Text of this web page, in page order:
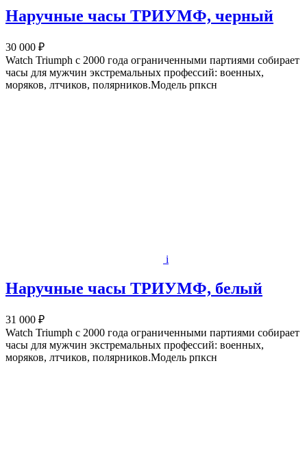
Наручные часы ТРИУМФ, черный
30 000 ₽
Watch Triumph с 2000 года ограниченными партиями собирает
часы для мужчин экстремальных профессий: военных,
моряков, лтчиков, полярников.Модель рпксн
i
Наручные часы ТРИУМФ, белый
31 000 ₽
Watch Triumph с 2000 года ограниченными партиями собирает
часы для мужчин экстремальных профессий: военных,
моряков, лтчиков, полярников.Модель рпксн